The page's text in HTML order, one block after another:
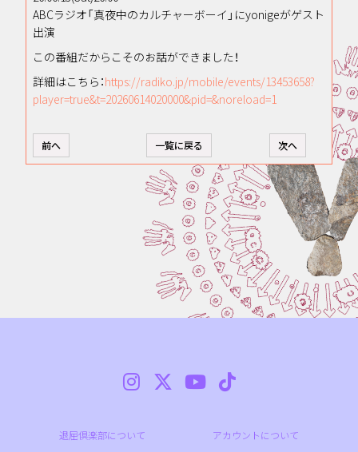
ABCラジオ「真夜中のカルチャーボーイ」にyonigeがゲスト
出演
この番組だからこそのお話ができました！
詳細はこちら：https://radiko.jp/mobile/events/13453658?
player=true&t=20260614020000&pid=&noreload=1
前へ 一覧に戻る 次へ
退屈倶楽部について アカウントについて